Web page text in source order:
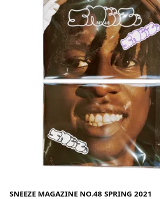
SNEEZE MAGAZINE NO.48 SPRING 2021